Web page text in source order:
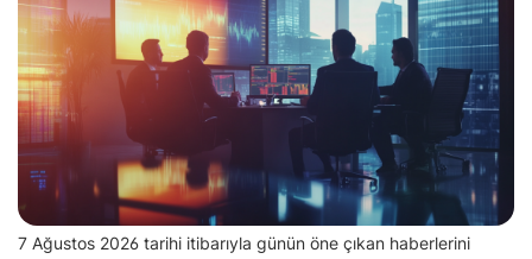
7 Ağustos 2026 tarihi itibarıyla günün öne çıkan haberlerini